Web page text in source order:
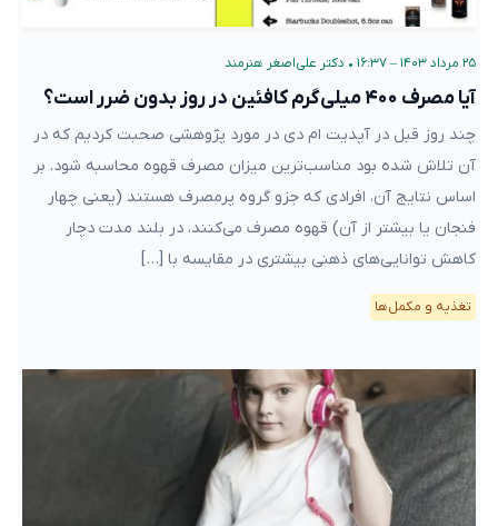
۲۵ مرداد ۱۴۰۳ – ۱۶:۳۷ • دکتر علی‌اصغر هنرمند
آیا مصرف ۴۰۰ میلی‌گرم کافئین در روز بدون ضرر است؟
چند روز قبل در آپدیت ام دی در مورد پژوهشی صحبت کردیم که در
آن تلاش شده بود مناسب‌ترین میزان مصرف قهوه محاسبه شود. بر
اساس نتایج آن، افرادی که جزو گروه پرمصرف هستند (یعنی چهار
فنجان یا بیشتر از آن) قهوه مصرف می‌کنند، در بلند مدت دچار
کاهش توانایی‌های ذهنی بیشتری در مقایسه با […]
تغذیه و مکمل‌ها